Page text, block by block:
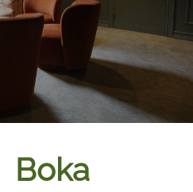
Boka